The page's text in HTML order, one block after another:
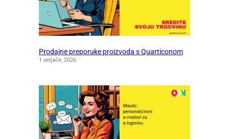
Prodajne preporuke proizvoda s Quarticonom
1 veljače, 2026